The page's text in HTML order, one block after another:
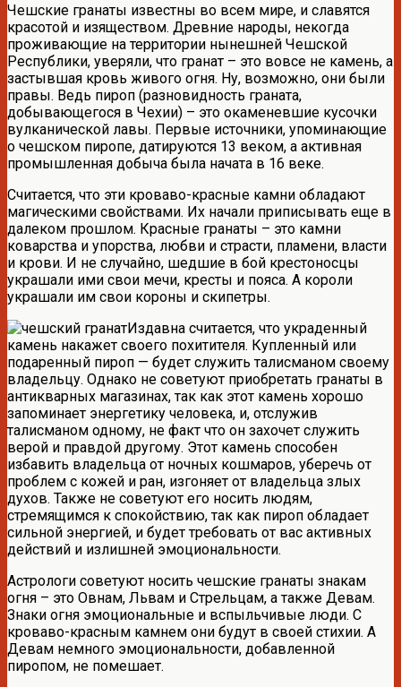
Чешские гранаты известны во всем мире, и славятся
красотой и изяществом. Древние народы, некогда
проживающие на территории нынешней Чешской
Республики, уверяли, что гранат – это вовсе не камень, а
застывшая кровь живого огня. Ну, возможно, они были
правы. Ведь пироп (разновидность граната,
добывающегося в Чехии) – это окаменевшие кусочки
вулканической лавы. Первые источники, упоминающие
о чешском пиропе, датируются 13 веком, а активная
промышленная добыча была начата в 16 веке.
Считается, что эти кроваво-красные камни обладают
магическими свойствами. Их начали приписывать еще в
далеком прошлом. Красные гранаты – это камни
коварства и упорства, любви и страсти, пламени, власти
и крови. И не случайно, шедшие в бой крестоносцы
украшали ими свои мечи, кресты и пояса. А короли
украшали им свои короны и скипетры.
Издавна считается, что украденный
камень накажет своего похитителя. Купленный или
подаренный пироп — будет служить талисманом своему
владельцу. Однако не советуют приобретать гранаты в
антикварных магазинах, так как этот камень хорошо
запоминает энергетику человека, и, отслужив
талисманом одному, не факт что он захочет служить
верой и правдой другому. Этот камень способен
избавить владельца от ночных кошмаров, уберечь от
проблем с кожей и ран, изгоняет от владельца злых
духов. Также не советуют его носить людям,
стремящимся к спокойствию, так как пироп обладает
сильной энергией, и будет требовать от вас активных
действий и излишней эмоциональности.
Астрологи советуют носить чешские гранаты знакам
огня – это Овнам, Львам и Стрельцам, а также Девам.
Знаки огня эмоциональные и вспыльчивые люди. С
кроваво-красным камнем они будут в своей стихии. А
Девам немного эмоциональности, добавленной
пиропом, не помешает.